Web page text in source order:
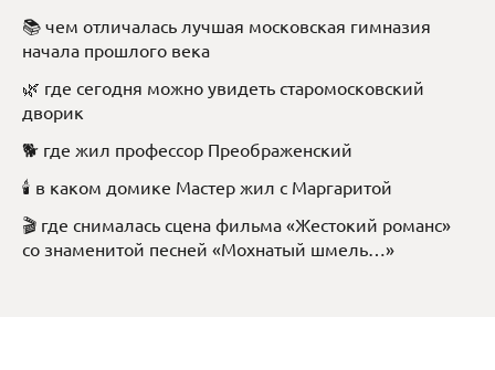
📚 чем отличалась лучшая московская гимназия
начала прошлого века
🌿 где сегодня можно увидеть старомосковский
дворик
🐕 где жил профессор Преображенский
🕯️ в каком домике Мастер жил с Маргаритой
🎬 где снималась сцена фильма «Жестокий романс»
со знаменитой песней «Мохнатый шмель…»